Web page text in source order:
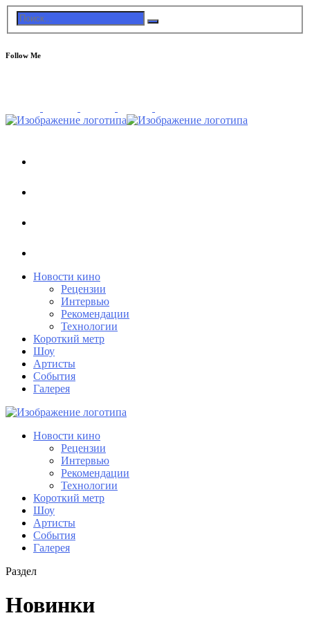
Follow Me
Новости кино
Рецензии
Интервью
Рекомендации
Технологии
Короткий метр
Шоу
Артисты
События
Галерея
Новости кино
Рецензии
Интервью
Рекомендации
Технологии
Короткий метр
Шоу
Артисты
События
Галерея
Раздел
Новинки